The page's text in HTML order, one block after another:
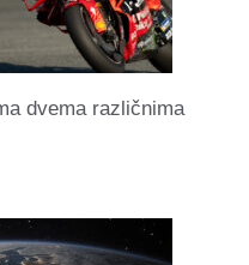
dvema različnima